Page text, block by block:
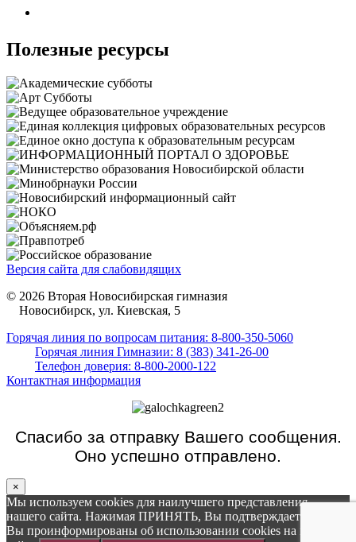
Полезные ресурсы
Версия сайта для слабовидящих
© 2026 Вторая Новосибирская гимназия
Новосибирск, ул. Киевская, 5
Горячая линия по вопросам питания: 8-800-350-5060
Горячая линия Гимназии: 8 (383) 341-26-00
Телефон доверия: 8-800-2000-122
Контактная информация
Спасибо за отправку Вашего сообщения.
Оно успешно отправлено.
×
Мы используем cookies для наилучшего представления
нашего сайта. Нажимая ПРИНЯТЬ, Вы подтверждаете то, что
Вы проинформированы об использовании cookies на нашем